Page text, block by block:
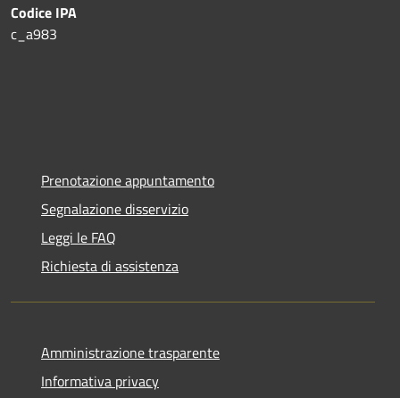
Codice IPA
c_a983
Prenotazione appuntamento
Segnalazione disservizio
Leggi le FAQ
Richiesta di assistenza
Amministrazione trasparente
Informativa privacy